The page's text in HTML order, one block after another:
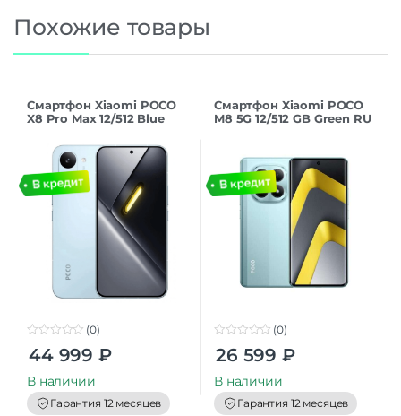
Похожие товары
Смартфон Xiaomi POCO
X8 Pro Max 12/512 Blue
o
t
o
f
5
(0)
44 999 ₽
В наличии
Гарантия 12 месяцев
Смартфон Xiaomi POCO
M8 5G 12/512 GB Green RU
o
t
o
f
5
(0)
26 599 ₽
В наличии
Гарантия 12 месяцев